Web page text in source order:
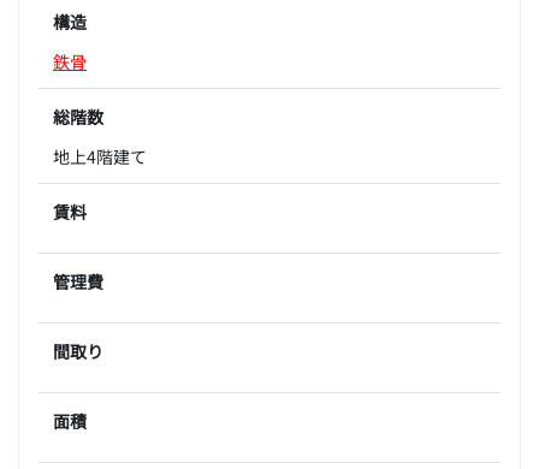
構造
鉄骨
総階数
地上4階建て
賃料
管理費
間取り
面積